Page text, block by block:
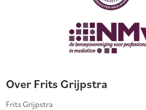
Over Frits Grijpstra
Frits Grijpstra